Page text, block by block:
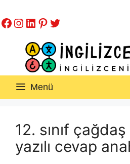
atla
Facebook
Instagram
LinkedIn
Pinterest
Twitter
Menü
12. sınıf
yazılı cevap